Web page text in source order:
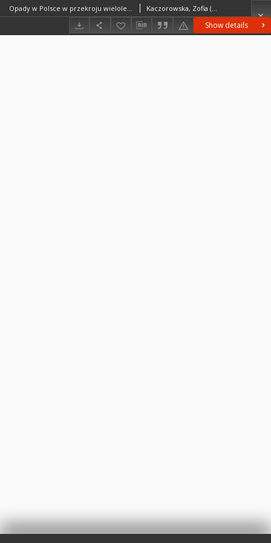
Show details
Opady w Polsce w przekroju wieloletnim : tenencje, okresowość oraz prawdopodobieństwo występowania niedoboru i nadmiaru opadów = Precipitation in Poland in long-period averages = Osadki v Pol'še v mnogoletnem razreze Kaczorowska, Zofia (1902–1993)